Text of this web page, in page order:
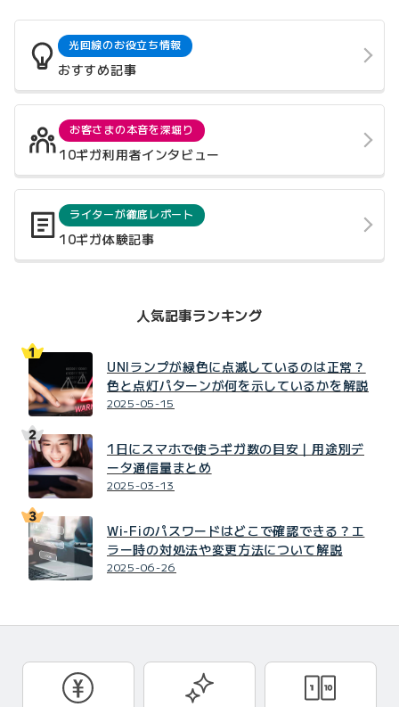
光回線のお役立ち情報
おすすめ記事
お客さまの本音を深堀り
10ギガ利用者インタビュー
ライターが徹底レポート
10ギガ体験記事
人気記事ランキング
UNIランプが緑色に点滅しているのは正常？
色と点灯パターンが何を示しているかを解説
2025-05-15
1日にスマホで使うギガ数の目安｜用途別デ
ータ通信量まとめ
2025-03-13
Wi-Fiのパスワードはどこで確認できる？エ
ラー時の対処法や変更方法について解説
2025-06-26